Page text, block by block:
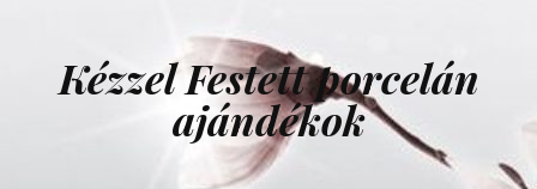
Kézzel Festett porcelán
ajándékok